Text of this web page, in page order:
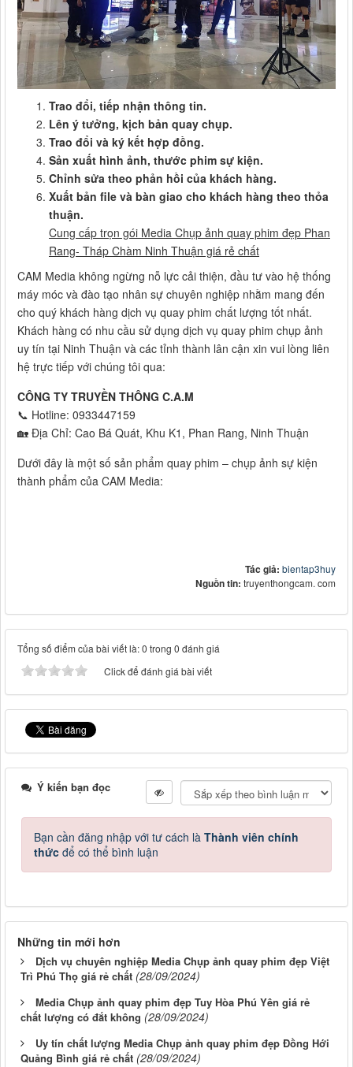
Trao đổi, tiếp nhận thông tin.
Lên ý tưởng, kịch bản quay chụp.
Trao đổi và ký kết hợp đồng.
Sản xuất hình ảnh, thước phim sự kiện.
Chỉnh sửa theo phản hồi của khách hàng.
Xuất bản file và bàn giao cho khách hàng theo thỏa
thuận.
Cung cấp trọn gói Media Chụp ảnh quay phim đẹp Phan
Rang- Tháp Chàm Ninh Thuận giá rẻ chất
CAM Media không ngừng nỗ lực cải thiện, đầu tư vào hệ thống
máy móc và đào tạo nhân sự chuyên nghiệp nhằm mang đến
cho quý khách hàng dịch vụ quay phim chất lượng tốt nhất.
Khách hàng có nhu cầu sử dụng dịch vụ quay phim chụp ảnh
uy tín tại Ninh Thuận và các tỉnh thành lân cận xin vui lòng liên
hệ trực tiếp với chúng tôi qua:
CÔNG TY TRUYỀN THÔNG C.A.M
📞 Hotline: 0933447159
🏡 Địa Chỉ: Cao Bá Quát, Khu K1, Phan Rang, Ninh Thuận
Dưới đây là một số sản phẩm quay phim – chụp ảnh sự kiện
thành phẩm của CAM Media:
Tác giả: bientap3huy
Nguồn tin: truyenthongcam. com
Tổng số điểm của bài viết là: 0 trong 0 đánh giá
Click để đánh giá bài viết
Ý kiến bạn đọc
Bạn cần đăng nhập với tư cách là Thành viên chính
thức để có thể bình luận
Những tin mới hơn
Dịch vụ chuyên nghiệp Media Chụp ảnh quay phim đẹp Việt
Trì Phú Thọ giá rẻ chất (28/09/2024)
Media Chụp ảnh quay phim đẹp Tuy Hòa Phú Yên giá rẻ
chất lượng có đắt không (28/09/2024)
Uy tín chất lượng Media Chụp ảnh quay phim đẹp Đồng Hới
Quảng Bình giá rẻ chất (28/09/2024)